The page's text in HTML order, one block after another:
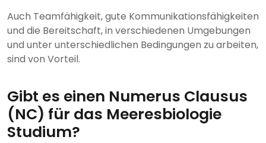
Auch Teamfähigkeit, gute Kommunikationsfähigkeiten
und die Bereitschaft, in verschiedenen Umgebungen
und unter unterschiedlichen Bedingungen zu arbeiten,
sind von Vorteil.
Gibt es einen Numerus Clausus
(NC) für das Meeresbiologie
Studium?